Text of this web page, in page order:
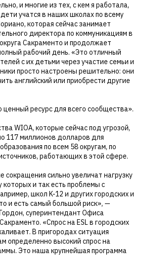
и многие из тех, с кем я работала,
учатся в наших школах по всему
которая сейчас занимает
директора по коммуникациям в
Сакраменто и продолжает
рабочий день. «Это отличный
с их детьми через участие семьи и
просто настроены решительно: они
английский или приобрести другие
ресурс для всего сообщества».
WIOA, которые сейчас под угрозой,
117 миллионов долларов для
по всем 58 округам, по
работающих в этой сфере.
сокращения сильно увеличат нагрузку
которых и так есть проблемы с
школ K-12 и других городских и
и есть самый большой риск», —
суперинтендант Офиса
«Спрос на ESL в городских
В пригородах ситуация
определенно высокий спрос на
Это наша крупнейшая программа